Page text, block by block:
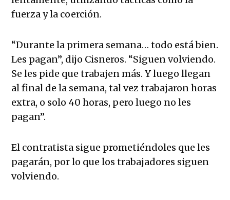
fuerza y ​​la coerción.
“Durante la primera semana… todo está bien.
Les pagan”, dijo Cisneros. “Siguen volviendo.
Se les pide que trabajen más. Y luego llegan
al final de la semana, tal vez trabajaron horas
extra, o solo 40 horas, pero luego no les
pagan”.
El contratista sigue prometiéndoles que les
pagarán, por lo que los trabajadores siguen
volviendo.